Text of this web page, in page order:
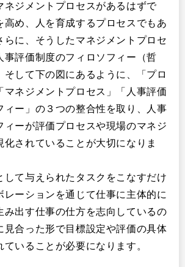
ネジメントプロセスがあるはずで
高め、人を育成するプロセスでもあ
らに、そうしたマネジメントプロセ
事評価制度のフィロソフィー（哲
そして下の図にあるように、「プロ
マネジメントプロセス」「人事評価
ィー」の３つの整合性を取り、人事
ィーが評価プロセスや現場のマネジ
化されていることが大切になりま
して与えられたタスクをこなすだけ
レーションを通じて仕事に主体的に
み出す仕事の仕方を志向しているの
見合った形で目標設定や評価の具体
いることが必要になります。